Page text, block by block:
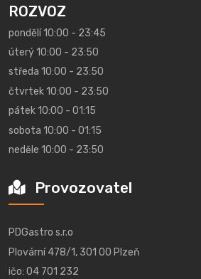
ROZVOZ
pondělí 10:00 - 23:45
úterý 10:00 - 23:50
středa 10:00 - 23:50
čtvrtek 10:00 - 23:50
pátek 10:00 - 01:15
sobota 10:00 - 01:15
neděle 10:00 - 23:50
Provozovatel
PDGastro s.r.o
Plovární 478/1, 301 00 Plzeň
ičo: 04 701 232